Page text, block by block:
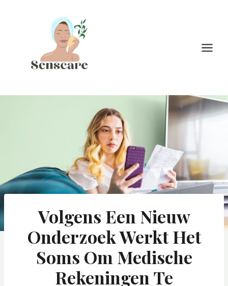
Volgens Een Nieuw
Onderzoek Werkt Het
Soms Om Medische
Rekeningen Te